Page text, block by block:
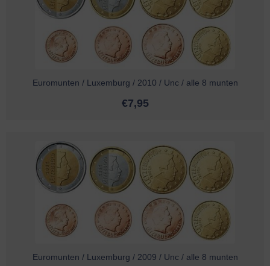
Euromunten / Luxemburg / 2010 / Unc / alle 8 munten
€7,95
Euromunten / Luxemburg / 2009 / Unc / alle 8 munten